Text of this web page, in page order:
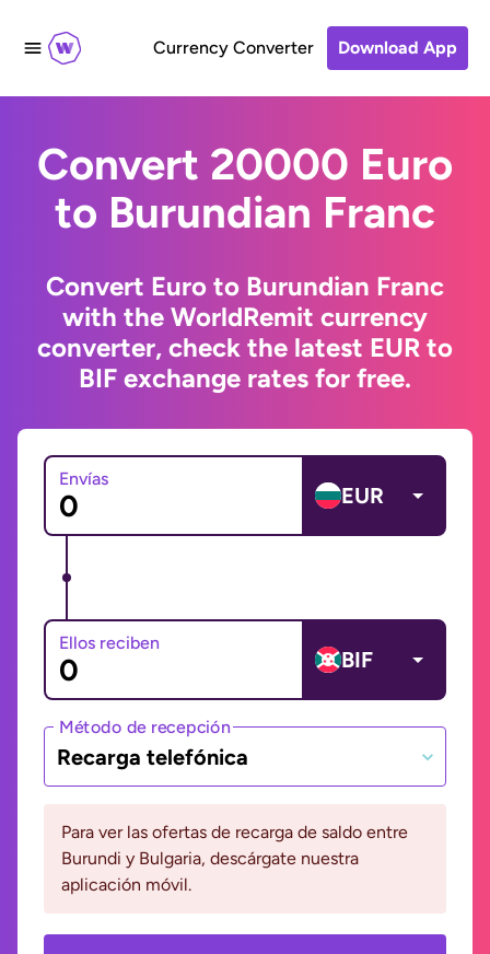
Currency Converter Download App
Convert 20000 Euro
to Burundian Franc
Convert Euro to Burundian Franc
with the WorldRemit currency
converter, check the latest EUR to
BIF exchange rates for free.
Envías
EUR
Ellos reciben
BIF
Método de recepción
Recarga telefónica
Para ver las ofertas de recarga de saldo entre
Burundi y Bulgaria, descárgate nuestra
aplicación móvil.